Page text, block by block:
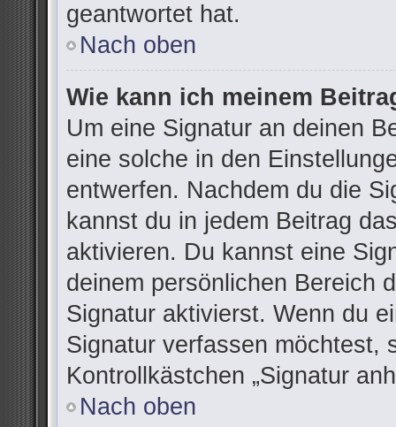
geantwortet hat.
Nach oben
Wie kann ich meinem
Um eine Signatur an deinen
eine solche in den
entwerfen. Nachdem du die
kannst du in jedem Beitrag
aktivieren. Du kannst eine
deinem persönlichen Bereich
Signatur aktivierst. Wenn du
Signatur verfassen möchtest,
Kontrollkästchen „Signatur
Nach oben